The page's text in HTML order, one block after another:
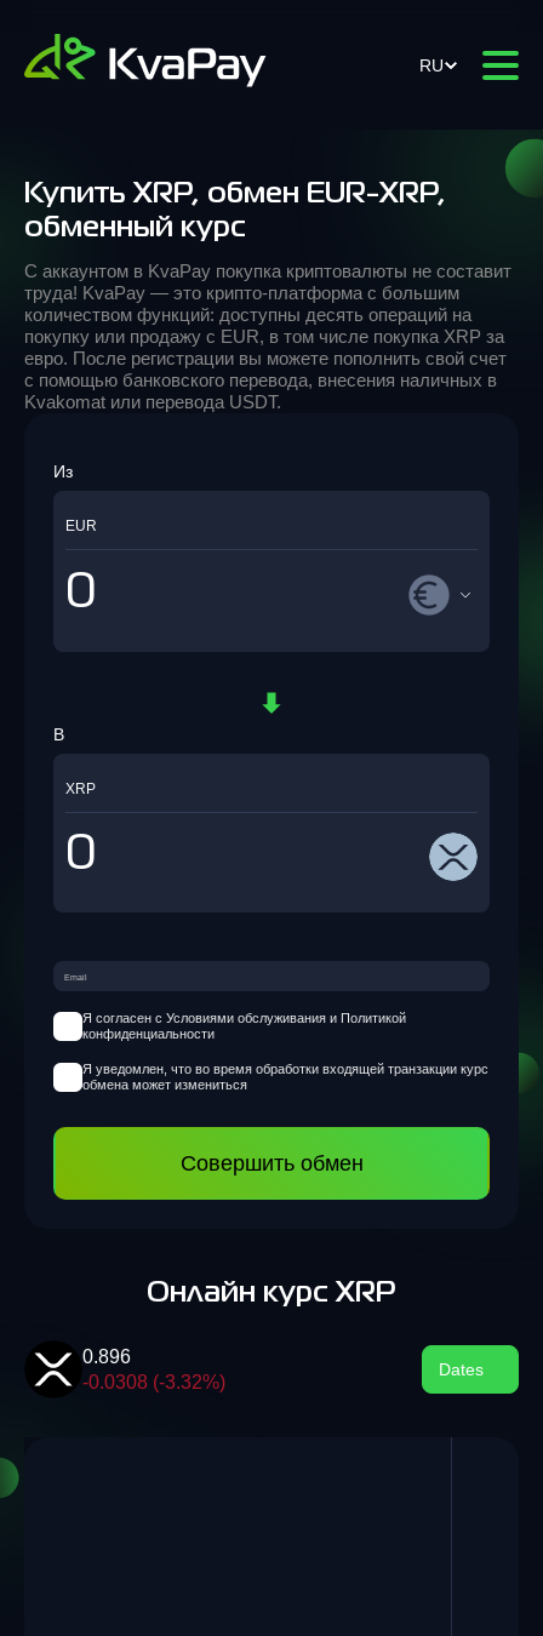
RU
Купить XRP, обмен EUR-XRP,
обменный курс
С аккаунтом в KvaPay покупка криптовалюты не составит
труда! KvaPay — это крипто-платформа с большим
количеством функций: доступны десять операций на
покупку или продажу с EUR, в том числе покупка XRP за
евро. После регистрации вы можете пополнить свой счет
с помощью банковского перевода, внесения наличных в
Kvakomat или перевода USDT.
Из
EUR
В
XRP
Я согласен с Условиями обслуживания и Политикой
конфиденциальности
Я уведомлен, что во время обработки входящей транзакции курс
обмена может измениться
Совершить обмен
Онлайн курс XRP
0.896
-0.0308 (-3.32%)
Dates